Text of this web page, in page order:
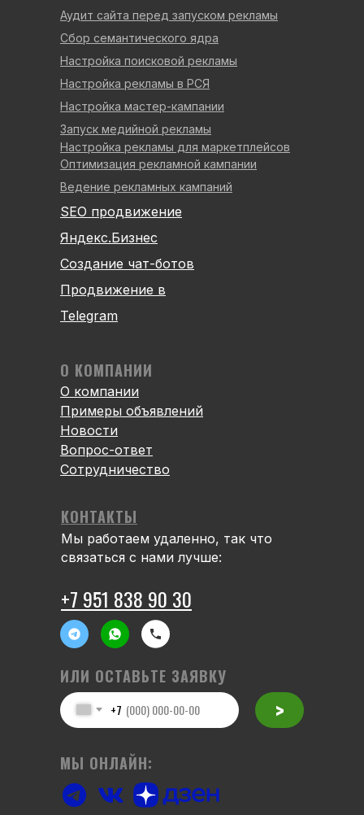
Аудит сайта перед запуском рекламы
Сбор семантического ядра
Настройка поисковой рекламы
Настройка рекламы в РСЯ
Настройка мастер-кампании
Запуск медийной рекламы
Настройка рекламы для маркетплейсов
Оптимизация рекламной кампании
Ведение рекламных кампаний
SEO продвижение
Яндекс.Бизнес
Создание чат-ботов
Продвижение в
Telegram
О КОМПАНИИ
О компании
Примеры объявлений
Новости
Вопрос-ответ
Сотрудничество
+7 >
ИЛИ ОСТАВЬТЕ ЗАЯВКУ
МЫ ОНЛАЙН:
КОНТАКТЫ
Мы работаем удаленно, так что
связаться с нами лучше:
+7 951 838 90 30